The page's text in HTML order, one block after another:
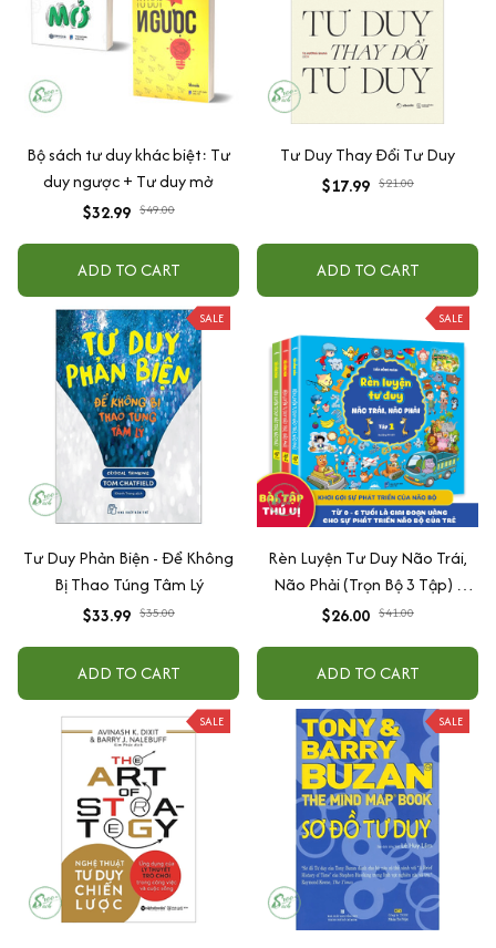
Bộ sách tư duy khác biệt: Tư
duy ngược + Tư duy mở
$32.99 $49.00
ADD TO CART
Tư Duy Thay Đổi Tư Duy
$17.99 $21.00
ADD TO CART
SALE
Tư Duy Phản Biện - Để Không
Bị Thao Túng Tâm Lý
$33.99 $35.00
ADD TO CART
SALE
Rèn Luyện Tư Duy Não Trái,
Não Phải (Trọn Bộ 3 Tập) -
Tiên Phong Books
$26.00 $41.00
ADD TO CART
SALE SALE